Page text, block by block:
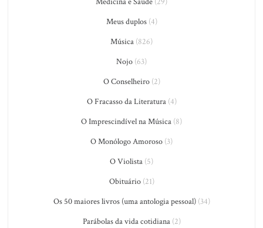
Meus duplos(4)
Música (826)
Nojo (63)
O Conselheiro(2)
O Fracasso da Literatura(4)
O Imprescindível na Música (8)
O Monólogo Amoroso (3)
O Violista (5)
Obituário(21)
Os 50 maiores livros (uma antologia pessoal)(34)
Parábolas da vida cotidiana(2)